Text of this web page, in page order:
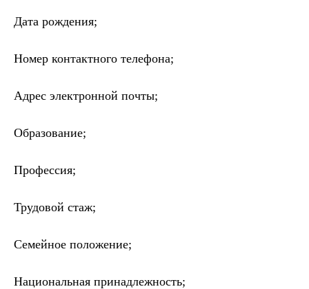
Дата рождения;
Номер контактного телефона;
Адрес электронной почты;
Образование;
Профессия;
Трудовой стаж;
Семейное положение;
Национальная принадлежность;